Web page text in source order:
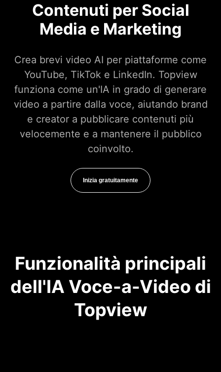
Contenuti per Social
Media e Marketing
Crea brevi video AI per piattaforme come
YouTube, TikTok e LinkedIn. Topview
funziona come un'IA in grado di generare
video a partire dalla voce, aiutando brand
e creator a pubblicare contenuti più
velocemente e a mantenere il pubblico
coinvolto.
Inizia gratuitamente
Funzionalità principali
dell'IA Voce-a-Video di
Topview